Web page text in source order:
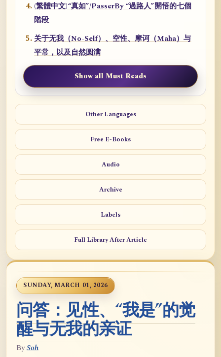
(繁體中文)“真如”/PasserBy “過路人”開悟的七個
階段
关于无我（No-Self）、空性、摩诃（Maha）与
平常，以及自然圆满
Show all Must Reads
Other Languages
Free E-Books
Audio
Archive
Labels
Full Library After Article
SUNDAY, MARCH 01, 2026
问答：见性、“我是”的觉
醒与无我的亲证
BySoh